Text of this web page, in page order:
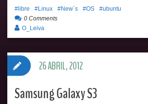
libre Linux New´s OS
ubuntu
0 Comments
O_Leiva
Samsung Galaxy S3
26 ABRIL, 2012